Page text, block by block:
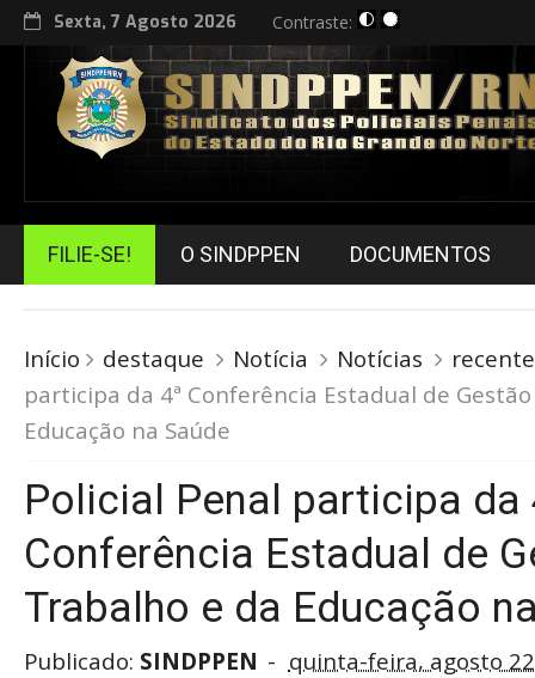
Sexta, 7 Agosto 2026 Contraste:
FILIE-SE! O SINDPPEN DOCUMENTOS
Início destaque Notícia Notícias
recente
participa da 4ª Conferência Estadual de
Educação na Saúde
Policial Penal participa da
Conferência Estadual de
Trabalho e da Educação
Publicado: SINDPPEN quinta-feira, agosto